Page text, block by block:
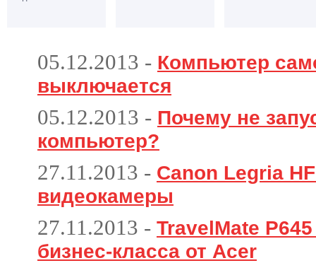
05.12.2013 - Компьютер
выключается
05.12.2013 - Почему не
компьютер?
27.11.2013 - Canon Legria
видеокамеры
27.11.2013 - TravelMate
бизнес-класса от Acer